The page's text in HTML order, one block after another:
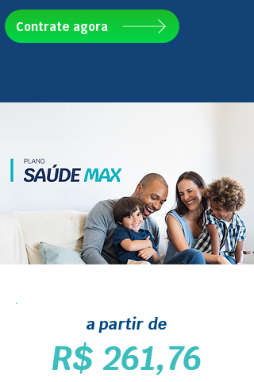
Contrate agora
a partir de
R$ 261,76